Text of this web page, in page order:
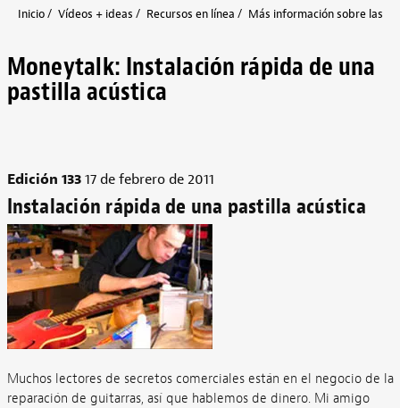
Inicio Vídeos + ideas Recursos en línea Más información sobre las
Moneytalk: Instalación rápida de una
pastilla acústica
Edición 13317 de febrero de 2011
Instalación rápida de una pastilla acústica
Muchos lectores de secretos comerciales están en el negocio de la
reparación de guitarras, así que hablemos de dinero. Mi amigo